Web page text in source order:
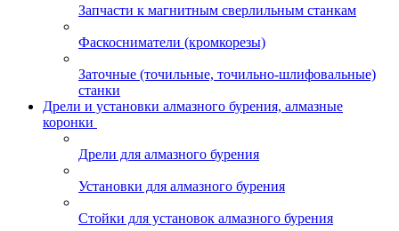
Запчасти к магнитным сверлильным станкам
Фаскосниматели (кромкорезы)
Заточные (точильные, точильно-шлифовальные)
станки
Дрели и установки алмазного бурения, алмазные
коронки
Дрели для алмазного бурения
Установки для алмазного бурения
Стойки для установок алмазного бурения